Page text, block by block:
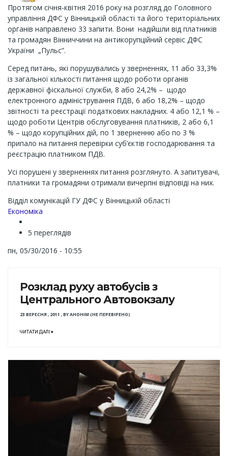
Протягом січня-квітня 2016 року на розгляд до Головного
управління ДФС у Вінницькій області та його територіальних
органів направлено 33 запити. Вони надійшли від платників
та громадян Вінниччини на антикорупційний сервіс ДФС
України „Пульс”.
Серед питань, які порушувались у зверненнях, 11 або 33,3%
із загальної кількості питання щодо роботи органів
державної фіскальної служби, 8 або 24,2% – щодо
електронного адміністрування ПДВ, 6 або 18,2% – щодо
звітності та реєстрації податкових накладних. 4 або 12,1 % –
щодо роботи Центрів обслуговування платників, 2 або 6,1
% – щодо корупційних дій, по 1 зверненню або по 3 %
припало на питання перевірки суб’єктів господарювання та
реєстрацію платником ПДВ.
Усі порушені у зверненнях питання розглянуто. А запитувачі,
платники та громадяни отримали вичерпні відповіді на них.
Відділ комунікацій ГУ ДФС у Вінницькій області
Економіка
5 переглядів
пн, 05/30/2016 - 10:55
Розклад руху автобусів з
Центрального Автовокзалу
23 ВЕРЕСНЯ , 2011 ,BYАНОНІМ (НЕ ПЕРЕВІРЕНО)
ЧИТАТИ ДАЛІ